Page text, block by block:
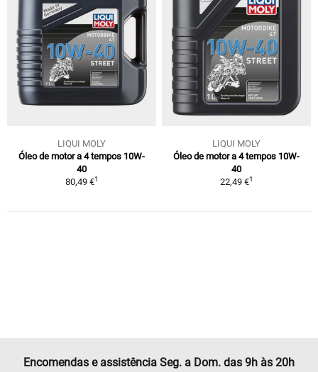
LIQUI MOLY
Óleo de motor a 4 tempos 10W-
40
80,49 €1
LIQUI MOLY
Óleo de motor a 4 tempos 10W-
40
22,49 €1
Encomendas e assistência Seg. a Dom. das 9h às 20h